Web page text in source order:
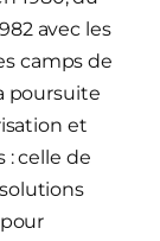
avec les
camps de
poursuite
et
: celle de
pour